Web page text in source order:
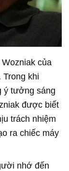
của
khi
ý tưởng sáng
được biết
trách nhiệm
ra chiếc máy
nhớ đến